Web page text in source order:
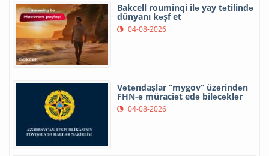
Bakcell rouminqi ilə yay tətilində
dünyanı kəşf et
04-08-2026
Vətəndaşlar “mygov” üzərindən
FHN-ə müraciət edə biləcəklər
04-08-2026